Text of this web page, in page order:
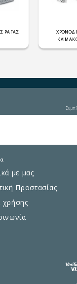
ΡΑΓΑΣ
με μας
Προστασίας
χρήσης